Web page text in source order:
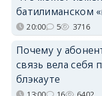
батилиманском
20:00 5 3716
Почему у
связь вела себя
блэкауте